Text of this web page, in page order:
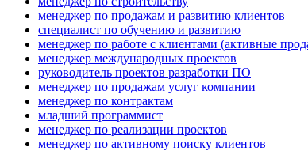
менеджер по продажам и развитию клиентов
специалист по обучению и развитию
менеджер по работе с клиентами (активные
менеджер международных проектов
руководитель проектов разработки ПО
менеджер по продажам услуг компании
менеджер по контрактам
младший программист
менеджер по реализации проектов
менеджер по активному поиску клиентов